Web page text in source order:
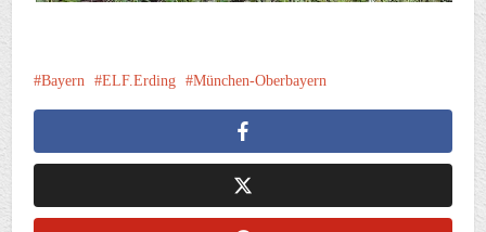
Bayern ELF.Erding München-Oberbayern